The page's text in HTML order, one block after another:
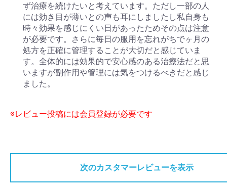
ず治療を続けたいと考えています。ただし一部の人
には効き目が薄いとの声も耳にしましたし私自身も
時々効果を感じにくい日があったためその点は注意
が必要です。さらに毎日の服用を忘れがちでヶ月の
処方を正確に管理することが大切だと感じていま
す。全体的には効果的で安心感のある治療法だと思
いますが副作用や管理には気をつけるべきだと感じ
ました。
※レビュー投稿には会員登録が必要です
次のカスタマーレビューを表示